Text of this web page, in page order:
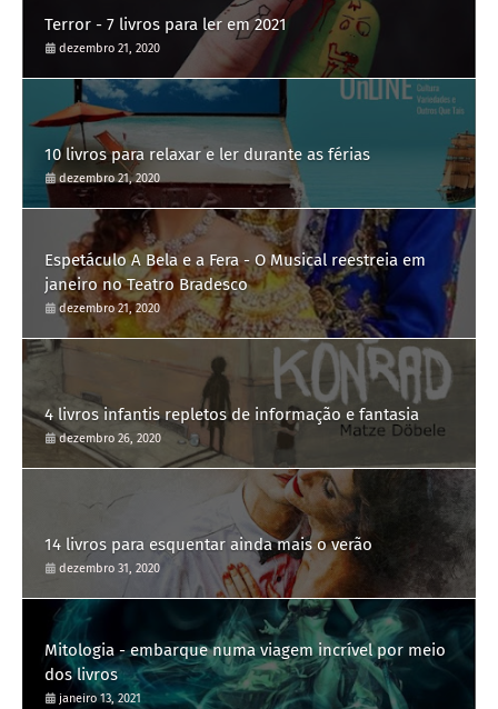
Terror - 7 livros para ler em 2021
dezembro 21, 2020
10 livros para relaxar e ler durante as férias
dezembro 21, 2020
Espetáculo A Bela e a Fera - O Musical reestreia em
janeiro no Teatro Bradesco
dezembro 21, 2020
4 livros infantis repletos de informação e fantasia
dezembro 26, 2020
14 livros para esquentar ainda mais o verão
dezembro 31, 2020
Mitologia - embarque numa viagem incrível por meio
dos livros
janeiro 13, 2021